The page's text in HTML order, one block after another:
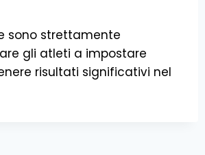
sono strettamente
gli atleti a impostare
risultati significativi nel